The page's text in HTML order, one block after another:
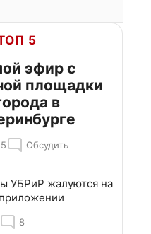
5
эфир с
площадки
в
Обсудить
УБРиР жалуются на
8